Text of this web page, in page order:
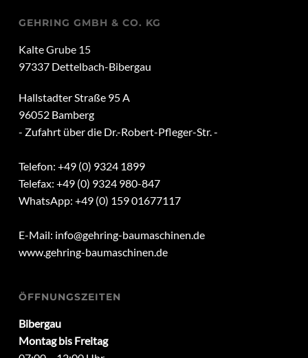
GEHRING GMBH & CO. KG
Kalte Grube 15
97337 Dettelbach-Bibergau
Hallstadter Straße 95 A
96052 Bamberg
- Zufahrt über die Dr.-Robert-Pfleger-Str. -
Telefon: +49 (0) 9324 1899
Telefax: +49 (0) 9324 980-847
WhatsApp: +49 (0) 159 01677117
E-Mail: info@gehring-baumaschinen.de
www.gehring-baumaschinen.de
ÖFFNUNGSZEITEN
Bibergau
Montag bis Freitag